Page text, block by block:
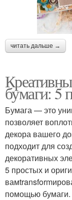
читать дальше →
бумаги: 5
Бумага — это
позволяет
декора вашего
подходит для
декоративных
5 простых и
помощью бумаги.